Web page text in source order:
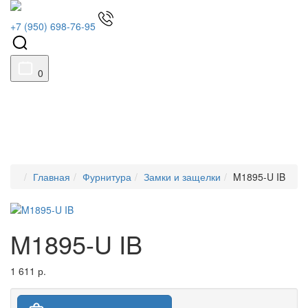
+7 (950) 698-76-95
0
Главная Фурнитура Замки и защелки M1895-U IB
M1895-U IB
1 611 р.